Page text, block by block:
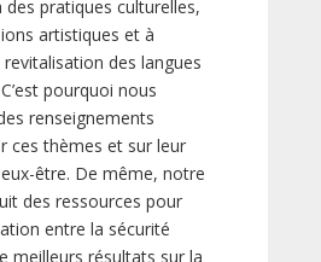
pratiques culturelles,
artistiques et à
revitalisation des langues
pourquoi nous
renseignements
ces thèmes et sur leur
être. De même, notre
des ressources pour
entre la sécurité
meilleurs résultats sur la